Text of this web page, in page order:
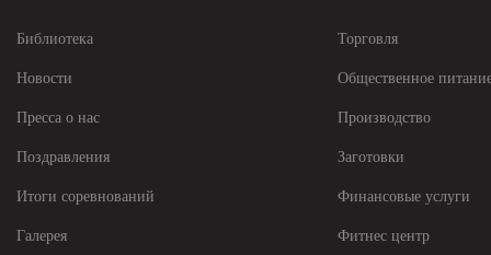
Библиотека
Новости
Пресса о нас
Поздравления
Итоги соревнований
Галерея
Торговля
Общественное
Производство
Заготовки
Финансовые услуги
Фитнес центр